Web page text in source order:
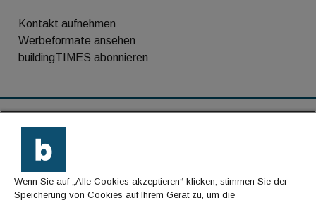
Kontakt aufnehmen
Werbeformate ansehen
buildingTIMES abonnieren
Kontakt
Impressum
Wenn Sie auf „Alle Cookies akzeptieren“ klicken, stimmen Sie der
Speicherung von Cookies auf Ihrem Gerät zu, um die